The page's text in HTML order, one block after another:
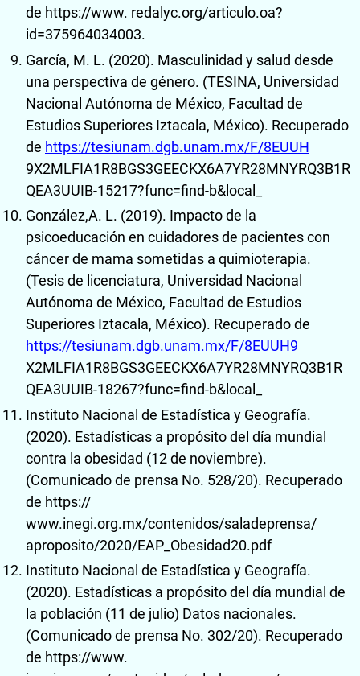
de https://www. redalyc.org/articulo.oa?
id=375964034003.
García, M. L. (2020). Masculinidad y salud desde
una perspectiva de género. (TESINA, Universidad
Nacional Autónoma de México, Facultad de
Estudios Superiores Iztacala, México). Recuperado
de https://tesiunam.dgb.unam.mx/F/8EUUH
9X2MLFIA1R8BGS3GEECKX6A7YR28MNYRQ3B1R
QEA3UUIB-15217?func=find-b&local_
González,A. L. (2019). Impacto de la
psicoeducación en cuidadores de pacientes con
cáncer de mama sometidas a quimioterapia.
(Tesis de licenciatura, Universidad Nacional
Autónoma de México, Facultad de Estudios
Superiores Iztacala, México). Recuperado de
https://tesiunam.dgb.unam.mx/F/8EUUH9
X2MLFIA1R8BGS3GEECKX6A7YR28MNYRQ3B1R
QEA3UUIB-18267?func=find-b&local_
Instituto Nacional de Estadística y Geografía.
(2020). Estadísticas a propósito del día mundial
contra la obesidad (12 de noviembre).
(Comunicado de prensa No. 528/20). Recuperado
de https://
www.inegi.org.mx/contenidos/saladeprensa/
aproposito/2020/EAP_Obesidad20.pdf
Instituto Nacional de Estadística y Geografía.
(2020). Estadísticas a propósito del día mundial de
la población (11 de julio) Datos nacionales.
(Comunicado de prensa No. 302/20). Recuperado
de https://www.